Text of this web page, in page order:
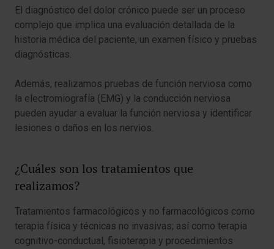
El diagnóstico del dolor crónico puede ser un proceso
complejo que implica una evaluación detallada de la
historia médica del paciente, un examen físico y pruebas
diagnósticas.
Además, realizamos pruebas de función nerviosa como
la electromiografía (EMG) y la conducción nerviosa
pueden ayudar a evaluar la función nerviosa y identificar
lesiones o daños en los nervios.
¿Cuáles son los tratamientos que
realizamos?
Tratamientos farmacológicos y no farmacológicos como
terapia física y técnicas no invasivas; así como terapia
cognitivo-conductual, fisioterapia y procedimientos